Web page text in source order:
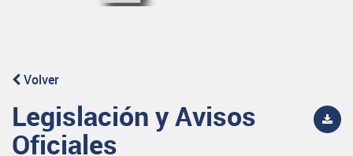
Volver
Legislación y Avisos
Oficiales